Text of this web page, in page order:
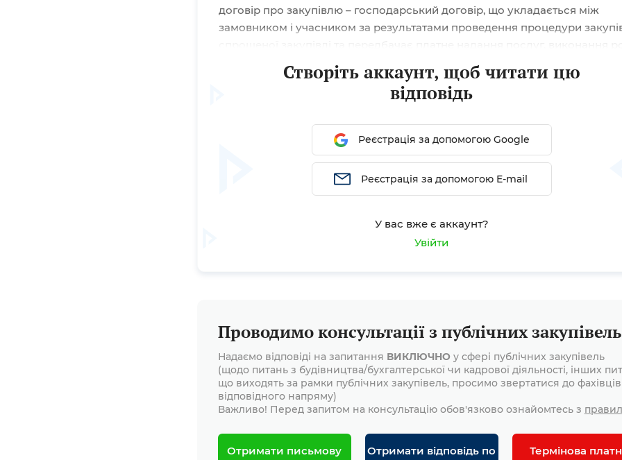
договір про закупівлю – господарський договір, що укладається між
замовником і учасником за результатами проведення процедури
або придбання товару. Керуючись частиною 1 статті 626 ЦКУ, договором
домовленість двох або більше сторін, спрямована на встановлення,
Створіть аккаунт, щоб читати цю
відповідь
Реєстрація за допомогою Google
Реєстрація за допомогою E-mail
У вас вже є аккаунт?
Увійти
Проводимо консультації з публічних закупівель
Надаємо відповіді на запитання ВИКЛЮЧНО у сфері публічних закупівель
(щодо питань з будівництва/бухгалтерської чи кадрової діяльності, інших
що виходять за рамки публічних закупівель, просимо звертатися до фахівців
відповідного напряму)
Важливо! Перед запитом на консультацію обов'язково ознайомтесь з
Отримати письмову
Отримати відповідь по
Термінова